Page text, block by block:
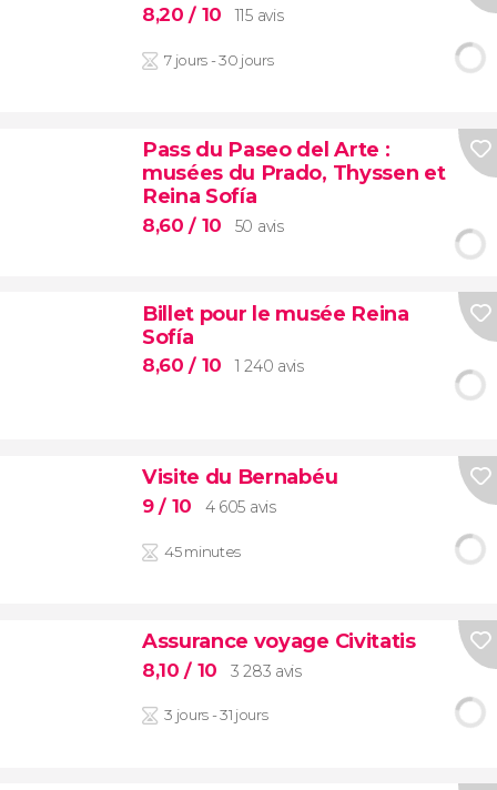
8,20/ 10 115 avis
7 jours - 30 jours
Pass du Paseo del Arte :
musées du Prado, Thyssen et
Reina Sofía
8,60/ 10 50 avis
Billet pour le musée Reina
Sofía
8,60/ 10 1 240 avis
Visite du Bernabéu
9/ 10 4 605 avis
45 minutes
Assurance voyage Civitatis
8,10/ 10 3 283 avis
3 jours - 31 jours